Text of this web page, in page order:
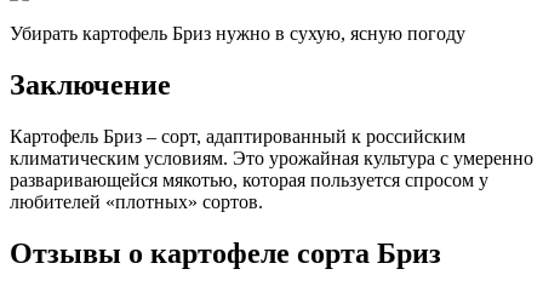
Убирать картофель Бриз нужно в сухую, ясную погоду
Заключение
Картофель Бриз – сорт, адаптированный к российским
климатическим условиям. Это урожайная культура с умеренно
разваривающейся мякотью, которая пользуется спросом у
любителей «плотных» сортов.
Отзывы о картофеле сорта Бриз